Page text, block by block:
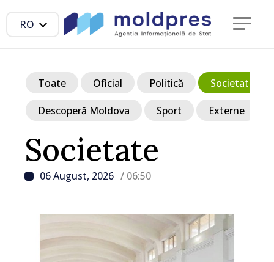
RO
Societate
06 August, 2026 / 06:50
Toate Oficial Politică Societate
Descoperă Moldova Sport Externe